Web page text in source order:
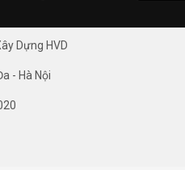
Dựng HVD
- Hà Nội